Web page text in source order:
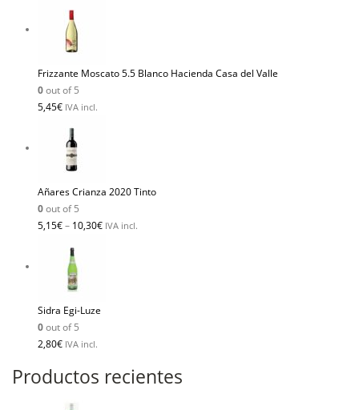
Frizzante Moscato 5.5 Blanco Hacienda Casa del Valle
0out of 5
5,45€ IVA incl.
Añares Crianza 2020 Tinto
0out of 5
5,15€– 10,30€ IVA incl.
Sidra Egi-Luze
0out of 5
2,80€ IVA incl.
Productos recientes